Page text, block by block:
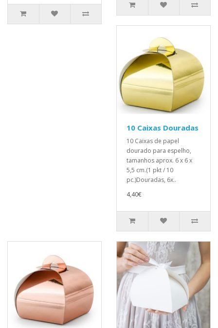
10 Caixas Douradas
10 Caixas de papel
dourado para espelho,
tamanhos aprox. 6 x 6 x
5,5 cm.(1 pkt / 10
pc.)Douradas, 6x..
4,40€